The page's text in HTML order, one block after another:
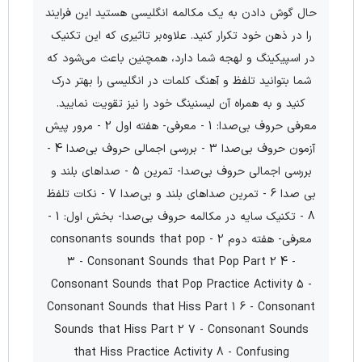
حال گوش دادن به یک مکالمه انگلیسی هستید این فرایند
را در ذهن خود تکرار کنید. علاوه‌بر تاثیری که این تکنیک
در اسپیکینگ و لهجه شما دارد، همچنین باعث می‌شود که
شما بتوانید تلفظ و آهنگ کلمات در انگلیسی را بهتر درک
کنید و به همراه آن لیسنینگ خود را نیز تقویت نمایید.
معرفی حروف بی‌صدا: 1 - معرفی- هفته اول 2 - مرور پیش
آزمون حروف بی‌صدا 3 - بررسی اجمالی حروف بی‌صدا 4 -
بررسی اجمالی حروف بی‌صدا- تمرین 5 - صداهای بلند و
بی صدا 6 - تمرین صداهای بلند و بی‌صدا 7 - نکات تلفظ
8 - تکنیک سایه در مکالمه حروف بی‌صدا- بخش اول: 1 -
معرفی- هفته دوم 2 - consonants sounds that pop
3 - Consonant Sounds that Pop Part 2 4 -
Consonant Sounds that Pop Practice Activity 5 -
Consonant Sounds that Hiss Part 1 6 - Consonant
Sounds that Hiss Part 2 7 - Consonant Sounds
that Hiss Practice Activity 8 - Confusing